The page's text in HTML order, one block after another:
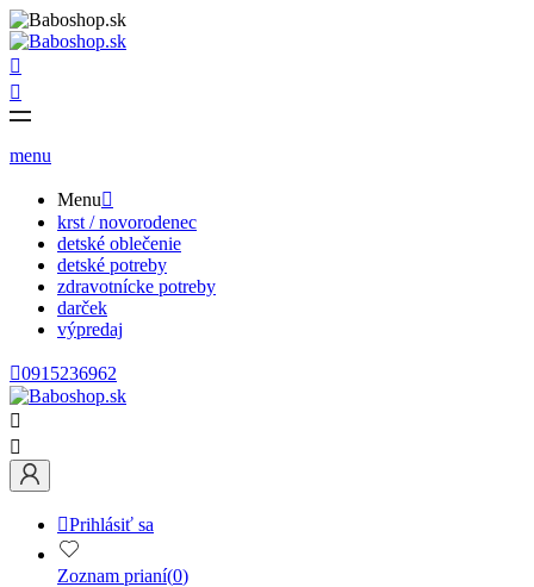


menu
Menu
krst / novorodenec
detské oblečenie
detské potreby
zdravotnícke potreby
darček
výpredaj
0915236962


Prihlásiť sa
Zoznam prianí(0)